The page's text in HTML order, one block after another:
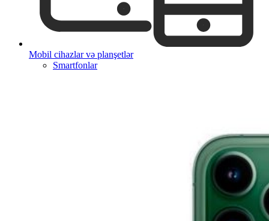
Mobil cihazlar və planşetlər
Smartfonlar